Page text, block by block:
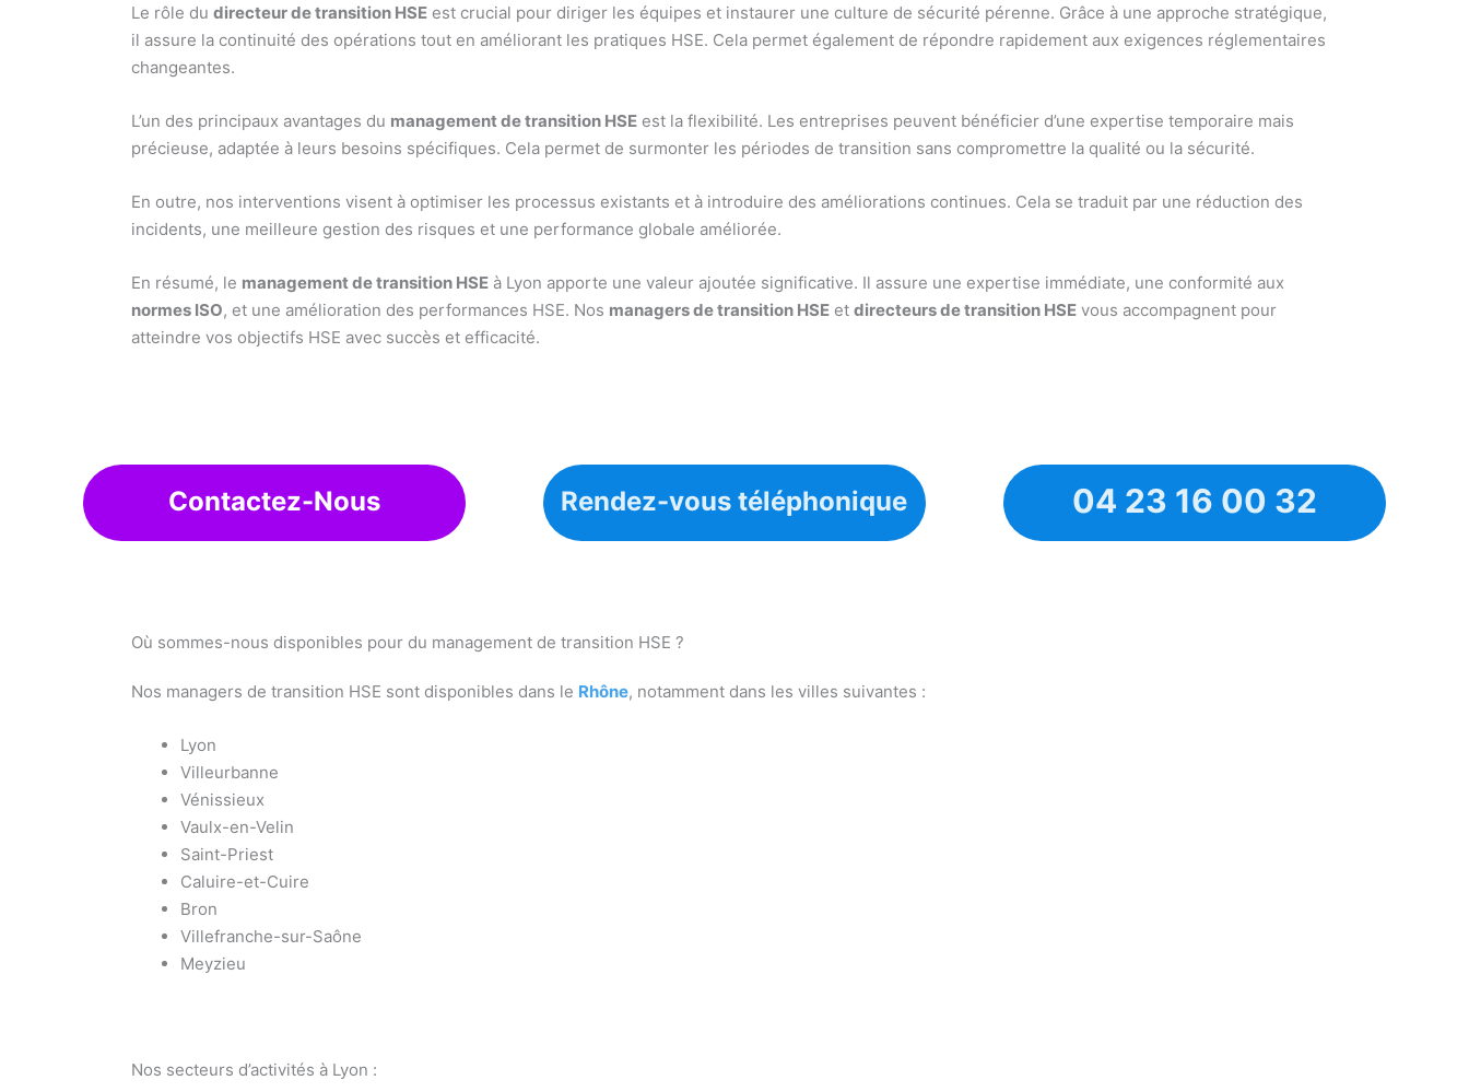
Le rôle dudirecteur de transition HSE est crucial pour diriger les équipes et instaurer une culture de sécurité pérenne. Grâce à une approche stratégique,
il assure la continuité des opérations tout en améliorant les pratiques HSE. Cela permet également de répondre rapidement aux exigences réglementaires
changeantes.
L’un des principaux avantages du management de transition HSE est la flexibilité. Les entreprises peuvent bénéficier d’une expertise temporaire mais
précieuse, adaptée à leurs besoins spécifiques. Cela permet de surmonter les périodes de transition sans compromettre la qualité ou la sécurité.
En outre, nos interventions visent à optimiser les processus existants et à introduire des améliorations continues. Cela se traduit par une réduction des
incidents, une meilleure gestion des risques et une performance globale améliorée.
En résumé, le management de transition HSE à Lyon apporte une valeur ajoutée significative. Il assure une expertise immédiate, une conformité aux
normes ISO, et une amélioration des performances HSE. Nos managers de transition HSE etdirecteurs de transition HSE vous accompagnent pour
atteindre vos objectifs HSE avec succès et efficacité.
Contactez-Nous Rendez-vous téléphonique 04 23 16 00 32
Où sommes-nous disponibles pour du management de transition HSE ?
Nos managers de transition HSE sont disponibles dans le Rhône, notamment dans les villes suivantes :
Lyon
Villeurbanne
Vénissieux
Vaulx-en-Velin
Saint-Priest
Caluire-et-Cuire
Bron
Villefranche-sur-Saône
Meyzieu
Nos secteurs d’activités à Lyon :